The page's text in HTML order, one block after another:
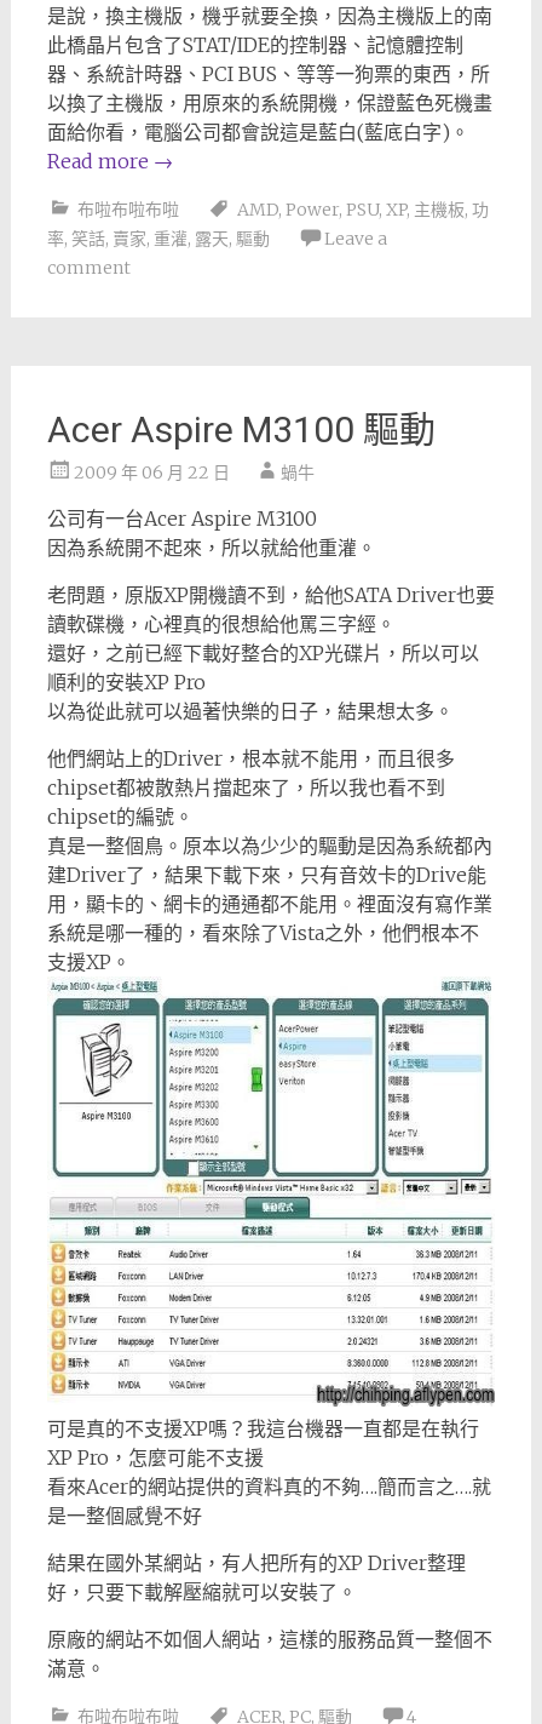
是說，換主機版，機乎就要全換，因為主機版上的南
此橋晶片包含了STAT/IDE的控制器、記憶體控制
器、系統計時器、PCI BUS、等等一狗票的東西，所
以換了主機版，用原來的系統開機，保證藍色死機畫
面給你看，電腦公司都會說這是藍白(藍底白字)。
Read more →
布啦布啦布啦 AMD, Power, PSU, XP, 主機板, 功
率, 笑話, 賣家, 重灌, 露天, 驅動
Leave a
comment
Acer Aspire M3100 驅動
2009 年 06 月 22 日 蝸牛
公司有一台Acer Aspire M3100
因為系統開不起來，所以就給他重灌。
老問題，原版XP開機讀不到，給他SATA Driver也要
讀軟碟機，心裡真的很想給他罵三字經。
還好，之前已經下載好整合的XP光碟片，所以可以
順利的安裝XP Pro
以為從此就可以過著快樂的日子，結果想太多。
他們網站上的Driver，根本就不能用，而且很多
chipset都被散熱片擋起來了，所以我也看不到
chipset的編號。
真是一整個鳥。原本以為少少的驅動是因為系統都內
建Driver了，結果下載下來，只有音效卡的Drive能
用，顯卡的、網卡的通通都不能用。裡面沒有寫作業
系統是哪一種的，看來除了Vista之外，他們根本不
支援XP。
可是真的不支援XP嗎？我這台機器一直都是在執行
XP Pro，怎麼可能不支援
看來Acer的網站提供的資料真的不夠….簡而言之….就
是一整個感覺不好
結果在國外某網站，有人把所有的XP Driver整理
好，只要下載解壓縮就可以安裝了。
原廠的網站不如個人網站，這樣的服務品質一整個不
滿意。
布啦布啦布啦 ACER, PC, 驅動 4